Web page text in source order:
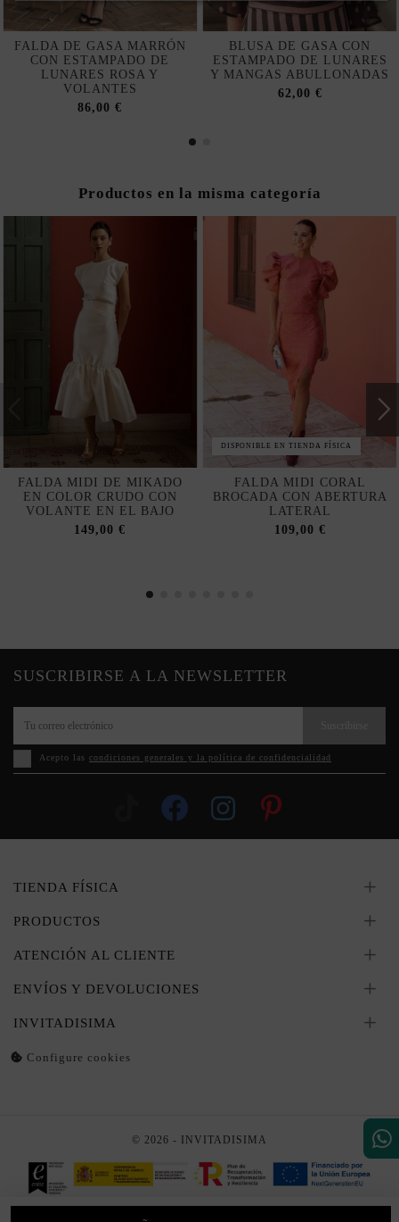
FALDA DE GASA MARRÓN
CON ESTAMPADO DE
LUNARES ROSA Y
VOLANTES
86,00 €
BLUSA DE GASA CON
ESTAMPADO DE LUNARES
Y MANGAS ABULLONADAS
62,00 €
Productos en la misma categoría
FALDA MIDI DE MIKADO
EN COLOR CRUDO CON
VOLANTE EN EL BAJO
149,00 €
DISPONIBLE EN TIENDA FÍSICA
FALDA MIDI CORAL
BROCADA CON ABERTURA
LATERAL
109,00 €
SUSCRIBIRSE A LA NEWSLETTER
Acepto las condiciones generales y la política de confidencialidad
TIENDA FÍSICA
PRODUCTOS
ATENCIÓN AL CLIENTE
ENVÍOS Y DEVOLUCIONES
INVITADISIMA
Configure cookies
© 2026 - INVITADISIMA